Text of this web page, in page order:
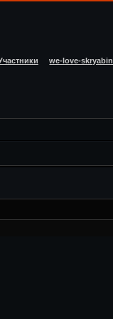
we-love-skryabin